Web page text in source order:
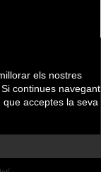
els nostres
continues navegant
acceptes la seva